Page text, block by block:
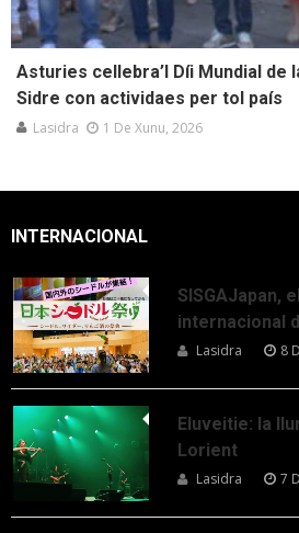
Asturies cellebra’l Díi Mundial de
Sidre con actividaes per tol país
Lasidra 1 De Xunu, 2026
INTERNACIONAL
SISGAJapan,
internacional
Lasidra 8
Eluveitie: la
Lorient
Lasidra 7